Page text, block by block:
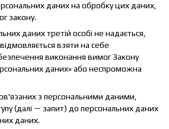
даних на обробку цих даних,
закону.
даних третій особі не надається,
взяти на себе
виконання вимог Закону
даних» або неспроможна
з персональними даними,
(далі — запит) до персональних даних
даних.